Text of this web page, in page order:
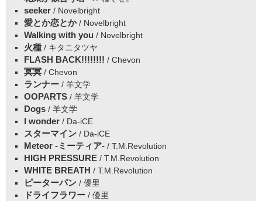
seeker / Novelbright
愛とか恋とか/ Novelbright
Walking with you / Novelbright
火種 / キタニタツヤ
FLASH BACK!!!!!!!! / Chevon
冥冥 / Chevon
ランナー / 羊文学
OOPARTS / 羊文学
Dogs / 羊文学
I wonder / Da-iCE
スターマイン / Da-iCE
Meteor -ミーティア- / T.M.Revolution
HIGH PRESSURE / T.M.Revolution
WHITE BREATH / T.M.Revolution
ピーターパン / 優里
ドライフラワー / 優里